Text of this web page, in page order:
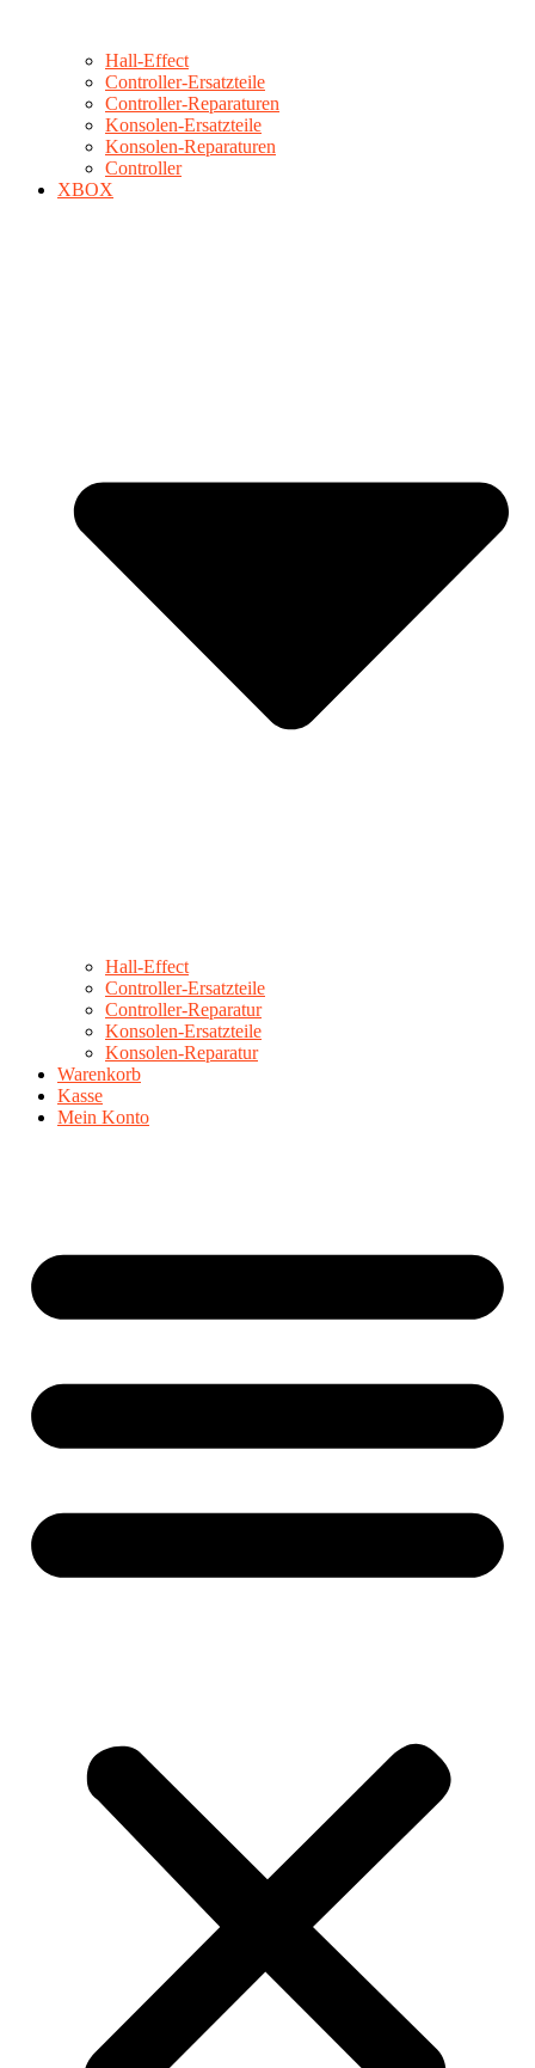
Hall-Effect
Controller-Ersatzteile
Controller-Reparaturen
Konsolen-Ersatzteile
Konsolen-Reparaturen
Controller
XBOX
Hall-Effect
Controller-Ersatzteile
Controller-Reparatur
Konsolen-Ersatzteile
Konsolen-Reparatur
Warenkorb
Kasse
Mein Konto